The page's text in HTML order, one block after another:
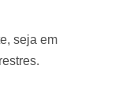
seja em